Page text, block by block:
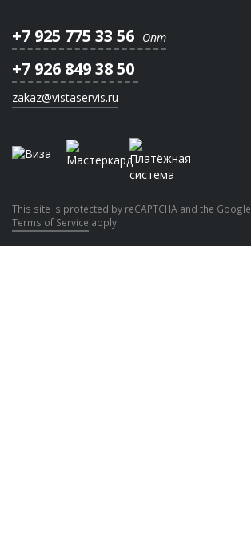
+7 925 775 33 56 Опт
+7 926 849 38 50
zakaz@vistaservis.ru
This site is protected by reCAPTCHA and the Google
Terms of Service apply.